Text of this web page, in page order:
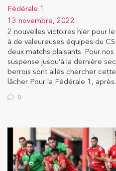
Fédérale 1
13 novembre, 2022
2 nouvelles victoires hier pour
à de valeureuses équipes du
deux matchs plaisants. Pour
suspense jusqu’à la dernière
berrois sont allés chercher
lâcher Pour la Fédérale 1,
0